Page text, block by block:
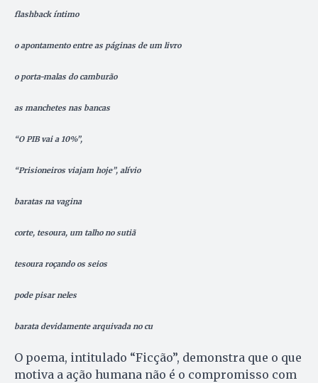
flashback íntimo
o apontamento entre as páginas de um livro
o porta-malas do camburão
as manchetes nas bancas
“O PIB vai a 10%”,
“Prisioneiros viajam hoje”, alívio
baratas na vagina
corte, tesoura, um talho no sutiã
tesoura roçando os seios
pode pisar neles
barata devidamente arquivada no cu
O poema, intitulado “Ficção”, demonstra que o que
motiva a ação humana não é o compromisso com